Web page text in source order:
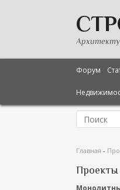
Форум
Главная -